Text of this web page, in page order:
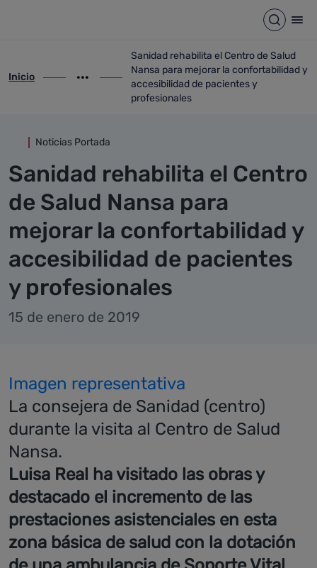
Abrir
ir-a inicio
Inicio
Mostrar opciones del camino de migas
ir-a Sanidad rehabilita el Centro de
Sanidad rehabilita el Centro de Salud
Nansa para mejorar la confortabilidad y
accesibilidad de pacientes y
profesionales
Noticias Portada
Sanidad rehabilita el Centro
de Salud Nansa para
mejorar la confortabilidad y
accesibilidad de pacientes
y profesionales
15 de enero de 2019
Imagen representativa
La consejera de Sanidad (centro)
durante la visita al Centro de Salud
Nansa.
Luisa Real ha visitado las obras y
destacado el incremento de las
prestaciones asistenciales en esta
zona básica de salud con la dotación